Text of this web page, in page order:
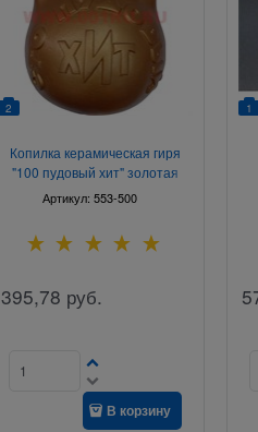
2
Копилка керамическая гиря
"100 пудовый хит" золотая
Артикул:553-500
395,78 руб.
В корзину
1